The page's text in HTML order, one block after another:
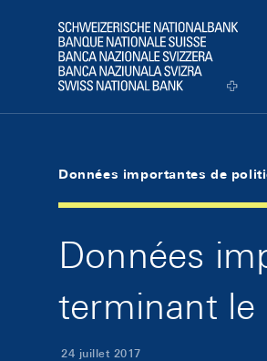
Logo
Données importantes de
Données
terminant le
24 juillet 2017